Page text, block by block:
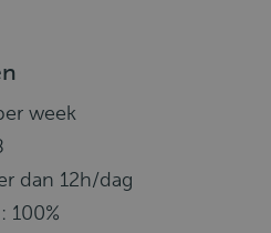
week
dan 12h/dag
100%